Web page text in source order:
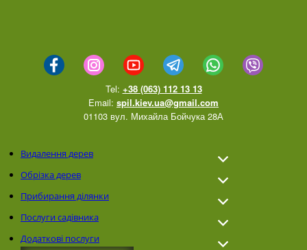
Tel: +38 (063) 112 13 13
Email: spil.kiev.ua@gmail.com
01103 вул. Михайла Бойчука 28А
Видалення дерев
Обрізка дерев
Прибирання ділянки
Послуги садівника
Додаткові послуги